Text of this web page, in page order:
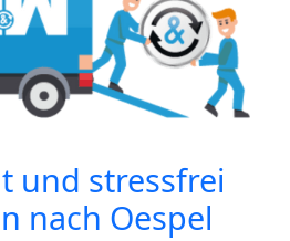
und stressfrei
nach Oespel